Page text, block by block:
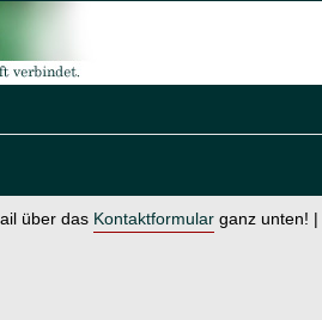
über das Kontaktformular ganz unten! |